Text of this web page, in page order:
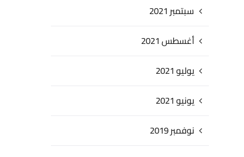
سبتمبر 2021
أغسطس 2021
يوليو 2021
يونيو 2021
نوفمبر 2019